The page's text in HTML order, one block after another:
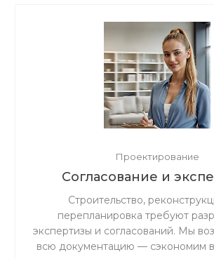
Проектирование
Согласование и
Строительство,
перепланировка требуют
экспертизы и согласований. Мы
всю документацию — сэкономим